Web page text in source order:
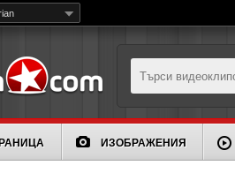
ИЗОБРАЖЕНИЯ